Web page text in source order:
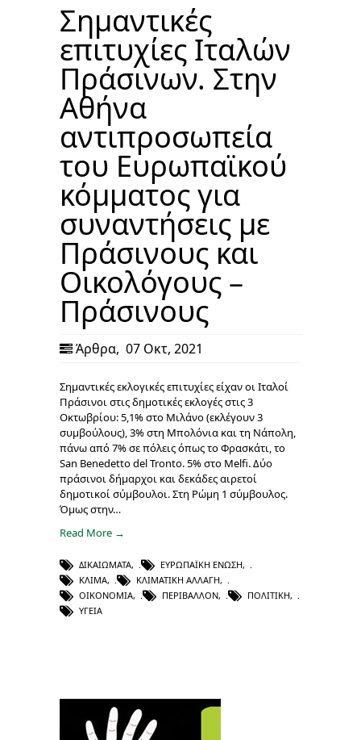
Σημαντικές
επιτυχίες Ιταλών
Πράσινων. Στην
Αθήνα
αντιπροσωπεία
του Ευρωπαϊκού
κόμματος για
συναντήσεις με
Πράσινους και
Οικολόγους –
Πράσινους
Άρθρα, 07 Οκτ, 2021
Σημαντικές εκλογικές επιτυχίες είχαν οι Ιταλοί
Πράσινοι στις δημοτικές εκλογές στις 3
Οκτωβρίου: 5,1% στο Μιλάνο (εκλέγουν 3
συμβούλους), 3% στη Μπολόνια και τη Νάπολη,
πάνω από 7% σε πόλεις όπως το Φρασκάτι, το
San Benedetto del Tronto. 5% στο Melfi. Δύο
πράσινοι δήμαρχοι και δεκάδες αιρετοί
δημοτικοί σύμβουλοι. Στη Ρώμη 1 σύμβουλος.
Όμως στην…
Read More →
ΔΙΚΑΙΏΜΑΤΑ, ΕΥΡΩΠΑΪΚΉ ΈΝΩΣΗ,
ΚΛΊΜΑ, ΚΛΙΜΑΤΙΚΉ ΑΛΛΑΓΉ,
ΟΙΚΟΝΟΜΊΑ, ΠΕΡΙΒΆΛΛΟΝ, ΠΟΛΙΤΙΚΉ,
ΥΓΕΊΑ